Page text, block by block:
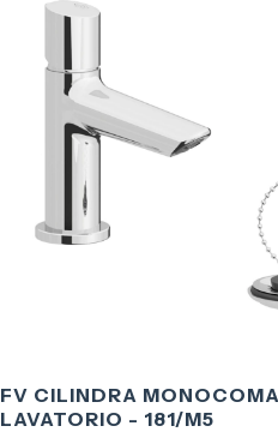
FV CILINDRA
LAVATORIO - 181/M5